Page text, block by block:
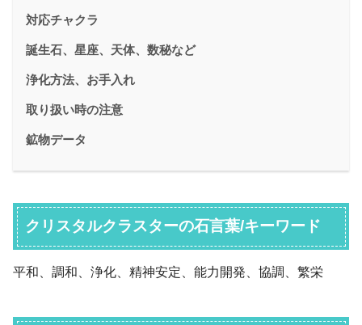
対応チャクラ
誕生石、星座、天体、数秘など
浄化方法、お手入れ
取り扱い時の注意
鉱物データ
クリスタルクラスターの石言葉/キーワード
平和、調和、浄化、精神安定、能力開発、協調、繁栄